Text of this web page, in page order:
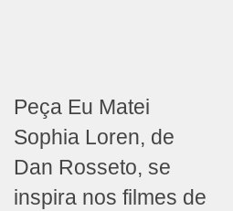
Peça Eu Matei
Sophia Loren, de
Dan Rosseto, se
inspira nos filmes de